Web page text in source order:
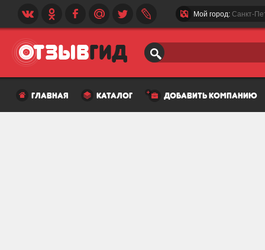
Мой город: Санкт-
главная каталог добавить компанию